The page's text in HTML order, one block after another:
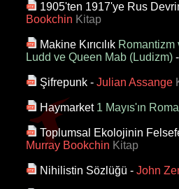
1905'ten 1917'ye Rus
Bookchin Kitap
Makine Kırıcılık Romantizm
Ludd ve Queen Mab (Ludizm) -
Şifrepunk - Julian Assange
Haymarket 1 Mayıs'ın
Toplumsal Ekolojinin
Murray Bookchin Kitap
Nihilistin Sözlüğü - John